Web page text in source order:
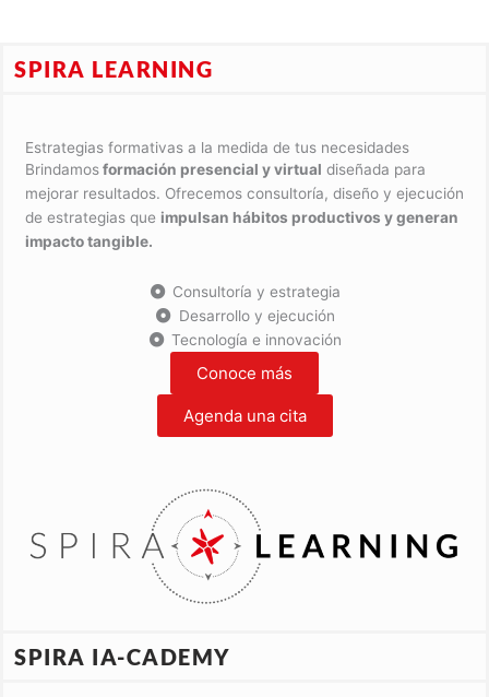
SPIRA LEARNING
Estrategias formativas a la medida de tus necesidades
Brindamosformación presencial y virtual diseñada para
mejorar resultados. Ofrecemos consultoría, diseño y ejecución
de estrategias que impulsan hábitos productivos y generan
impacto tangible.
Consultoría y estrategia
Desarrollo y ejecución
Tecnología e innovación
Conoce más
Agenda una cita
SPIRA IA-CADEMY